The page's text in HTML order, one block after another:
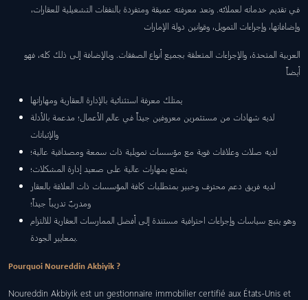
في تقديم خدماته لعملائه. وتعد معرفته عميقة ومتفردة بالنفقات التشغيلية للعقارات،
وإضافاتها، وإجراءات التمويل، وقوانين دولة الإمارات
العربية المتحدة، والإجراءات المتعلقة بجميع أنواع الصفقات. وبالإضافة إلى ذلك كله، فهو
أيضاً
يمتلك معرفة استثنائية بالإدارة العقارية ومهاراتها
لديه شهادات من مستثمرين معروفين جيداً في عالم الأعمال؛ مدعمة بالأدلة
والإثباتات
لديه صلات وعلاقات قوية مع مؤسسات تمويلية ذات سمعة ومصداقية عالية؛
يتمتع بمهارات عالية على صعيد إدارة المشكلات؛
لديه فريق دعم محترف وخبير بمتطلبات كافة المؤسسات ذات العلاقة بالعقار
ومدربٌ تدريباً جيداً؛
وهو يتبع سياسات وإجراءات احترافية مستندة إلى أفضل الممارسات العقارية للالتزام
بمعايير الجودة.
Pourquoi Noureddin Akbiyik ?
Noureddin Akbiyik est un gestionnaire immobilier certifié aux États-Unis et